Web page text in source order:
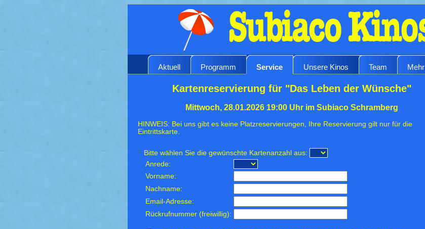
Aktuell Programm Service Unsere Kinos Team Mehr
Kartenreservierung für "Das Leben der Wünsche"
Mittwoch, 28.01.2026 19:00 Uhr im Subiaco Schramberg
HINWEIS: Bei uns gibt es keine Platzreservierungen, Ihre Reservierung gilt nur für die
Eintrittskarte.
Bitte wählen Sie die gewünschte Kartenanzahl aus:
Anrede:
Vorname:
Nachname:
Email-Adresse:
Rückrufnummer (freiwillig):